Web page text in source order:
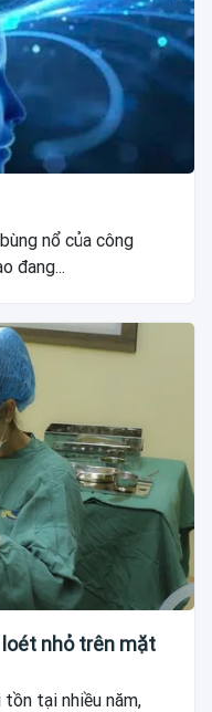
nổ của công
đang...
nhỏ trên mặt
tại nhiều năm,